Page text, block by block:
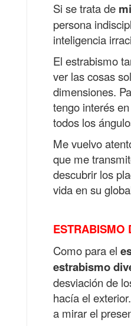
Si se trata de
persona
inteligencia
El estrabismo
ver las cosas
dimensiones.
tengo interés
todos los
Me vuelvo
que me
descubrir los
vida en su
ESTRABISMO
Como para el
estrabismo
desviación de
hacía el
a mirar el